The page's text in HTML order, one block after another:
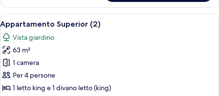
Superior
(1)
Apri
tutte
le
foto
per
Appartamento
Superior
Un soggiorno moderno con angolo
8
Appartamento Superior (2)
Vista giardino
63 m²
1 camera
Per 4 persone
1 letto king e 1 divano letto (king)